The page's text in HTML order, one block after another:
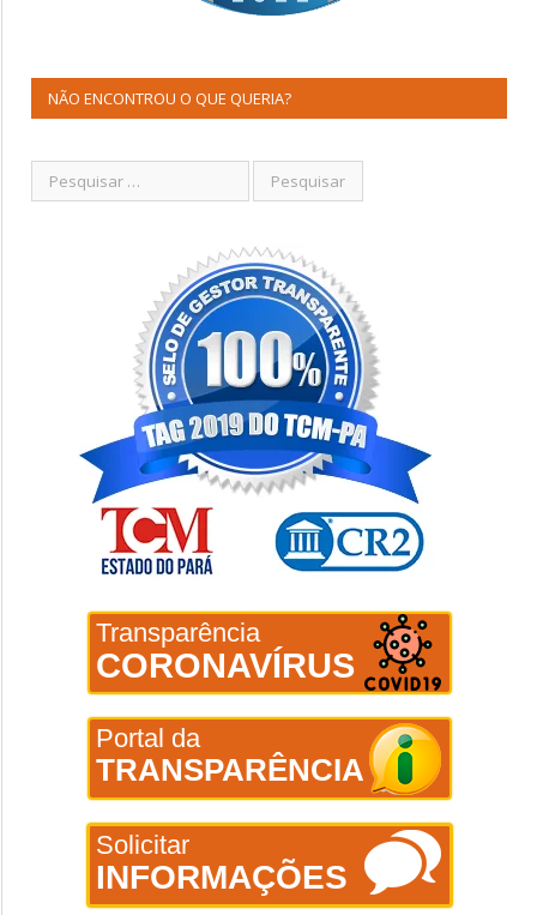
NÃO ENCONTROU O QUE QUERIA?
Transparência
CORONAVÍRUS
Portal da
TRANSPARÊNCIA
Solicitar
INFORMAÇÕES